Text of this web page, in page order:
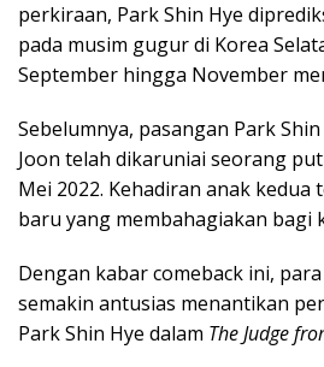
perkiraan, Park Shin Hye
pada musim gugur di Korea
September hingga November
Sebelumnya, pasangan Park
Joon telah dikaruniai seorang
Mei 2022. Kehadiran anak kedua
baru yang membahagiakan bagi
Dengan kabar comeback ini,
semakin antusias menantikan
Park Shin Hye dalam The Judge